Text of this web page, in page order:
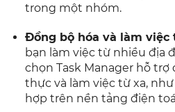
trong một nhóm.
Đồng bộ hóa và làm việc
bạn làm việc từ nhiều địa
chọn Task Manager hỗ
thực và làm việc từ xa,
hợp trên nền tảng điện